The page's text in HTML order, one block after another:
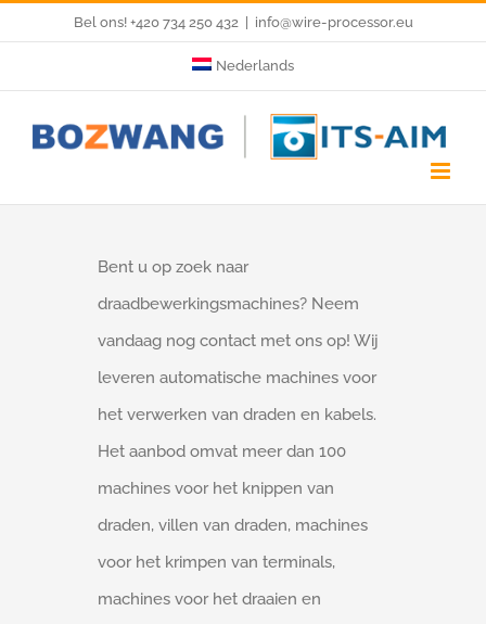
content
Bel ons! +420 734 250 432 info@wire-processor.eu
Nederlands
Bent u op zoek naar
draadbewerkingsmachines? Neem
vandaag nog contact met ons op! Wij
leveren automatische machines voor
het verwerken van draden en kabels.
Het aanbod omvat meer dan 100
machines voor het knippen van
draden, villen van draden, machines
voor het krimpen van terminals,
machines voor het draaien en